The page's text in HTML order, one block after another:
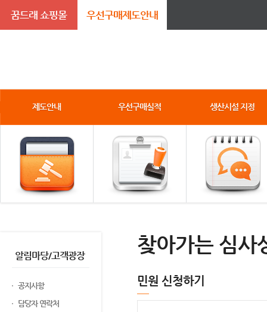
꿈드래 쇼핑몰 우선구매제도안내
제도안내 우선구매실적 생산시설 지정
알림마당/고객광장
공지사항
담당자 연락처
찾아가는 심사
민원 신청하기